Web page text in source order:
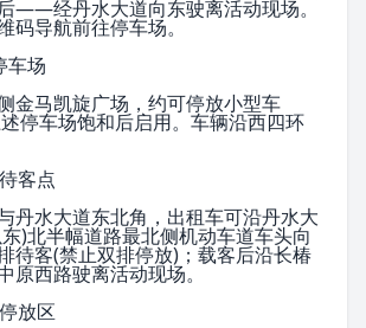
——经丹水大道向东驶离活动现场。
码导航前往停车场。
车场
金马凯旋广场，约可停放小型车
停车场饱和后启用。车辆沿西四环
客点
丹水大道东北角，出租车可沿丹水大
)北半幅道路最北侧机动车道车头向
待客(禁止双排停放)；载客后沿长椿
西路驶离活动现场。
放区